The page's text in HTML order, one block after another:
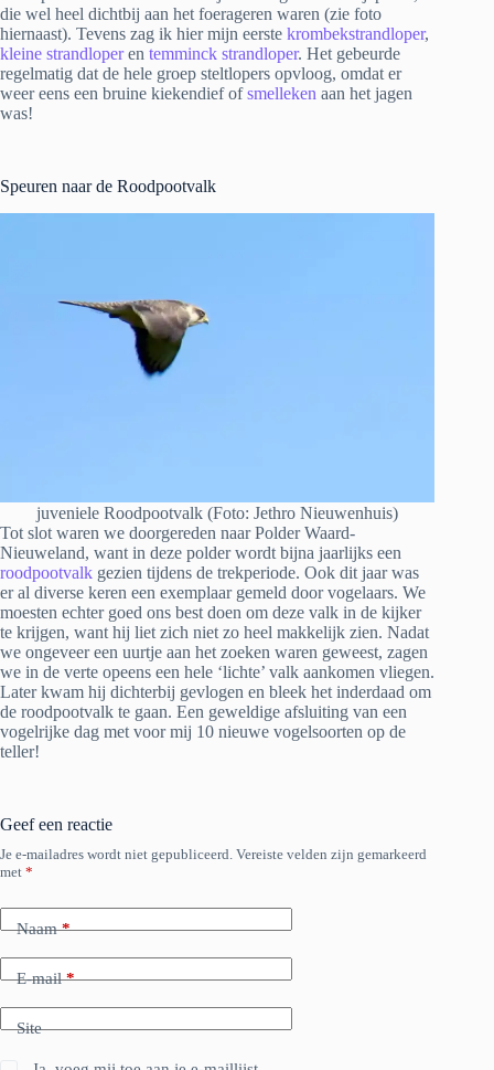
die wel heel dichtbij aan het foerageren waren (zie foto
hiernaast). Tevens zag ik hier mijn eerste krombekstrandloper,
kleine strandloperen temminck strandloper. Het gebeurde
regelmatig dat de hele groep steltlopers opvloog, omdat er
weer eens een bruine kiekendief ofsmelleken aan het jagen
was!
Speuren naar de Roodpootvalk
juveniele Roodpootvalk (Foto: Jethro Nieuwenhuis)
Tot slot waren we doorgereden naar Polder Waard-
Nieuweland, want in deze polder wordt bijna jaarlijks een
roodpootvalk gezien tijdens de trekperiode. Ook dit jaar was
er al diverse keren een exemplaar gemeld door vogelaars. We
moesten echter goed ons best doen om deze valk in de kijker
te krijgen, want hij liet zich niet zo heel makkelijk zien. Nadat
we ongeveer een uurtje aan het zoeken waren geweest, zagen
we in de verte opeens een hele ‘lichte’ valk aankomen vliegen.
Later kwam hij dichterbij gevlogen en bleek het inderdaad om
de roodpootvalk te gaan. Een geweldige afsluiting van een
vogelrijke dag met voor mij 10 nieuwe vogelsoorten op de
teller!
Geef een reactie
Je e-mailadres wordt niet gepubliceerd. Vereiste velden zijn gemarkeerd
met *
Naam*
E-mail*
Site